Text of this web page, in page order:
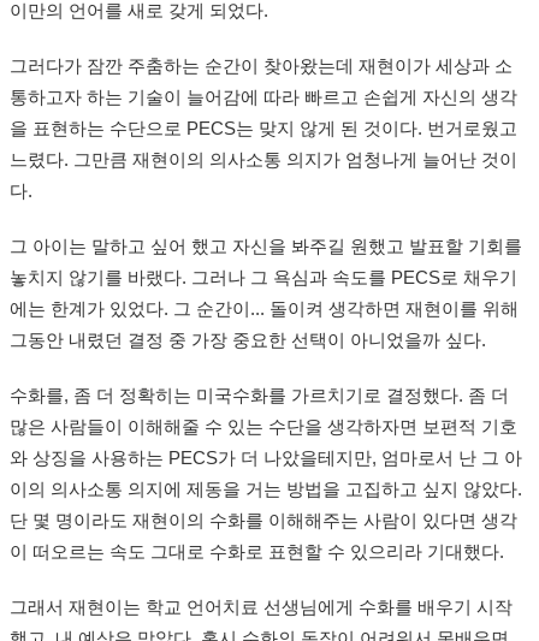
이만의 언어를 새로 갖게 되었다.
그러다가 잠깐 주춤하는 순간이 찾아왔는데 재현이가 세상과 소
통하고자 하는 기술이 늘어감에 따라 빠르고 손쉽게 자신의 생각
을 표현하는 수단으로 PECS는 맞지 않게 된 것이다. 번거로웠고
느렸다. 그만큼 재현이의 의사소통 의지가 엄청나게 늘어난 것이
다.
그 아이는 말하고 싶어 했고 자신을 봐주길 원했고 발표할 기회를
놓치지 않기를 바랬다. 그러나 그 욕심과 속도를 PECS로 채우기
에는 한계가 있었다. 그 순간이... 돌이켜 생각하면 재현이를 위해
그동안 내렸던 결정 중 가장 중요한 선택이 아니었을까 싶다.
수화를, 좀 더 정확히는 미국수화를 가르치기로 결정했다. 좀 더
많은 사람들이 이해해줄 수 있는 수단을 생각하자면 보편적 기호
와 상징을 사용하는 PECS가 더 나았을테지만, 엄마로서 난 그 아
이의 의사소통 의지에 제동을 거는 방법을 고집하고 싶지 않았다.
단 몇 명이라도 재현이의 수화를 이해해주는 사람이 있다면 생각
이 떠오르는 속도 그대로 수화로 표현할 수 있으리라 기대했다.
그래서 재현이는 학교 언어치료 선생님에게 수화를 배우기 시작